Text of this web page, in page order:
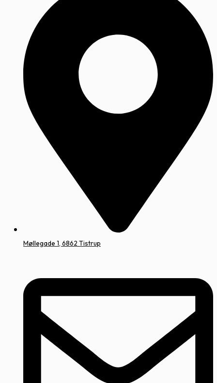
Møllegade 1, 6862 Tistrup